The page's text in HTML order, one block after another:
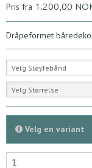
Pris fra 1.200,00
Dråpeformet
Velg Sløyfebånd
Velg Størrelse
Velg en variant